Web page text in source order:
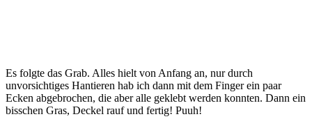
Es folgte das Grab. Alles hielt von Anfang an, nur durch
unvorsichtiges Hantieren hab ich dann mit dem Finger ein paar
Ecken abgebrochen, die aber alle geklebt werden konnten. Dann ein
bisschen Gras, Deckel rauf und fertig! Puuh!